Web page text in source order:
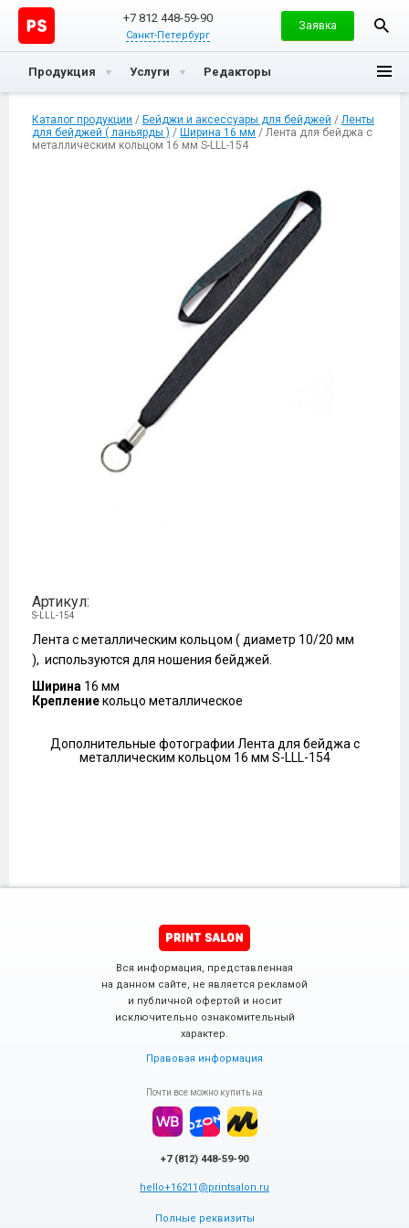
+7 812 448-59-90
Санкт-Петербург
Заявка
Продукция Услуги Редакторы
Каталог продукции / Бейджи и аксессуары для бейджей / Ленты
для бейджей ( ланьярды ) / Ширина 16 мм / Лента для бейджа с
металлическим кольцом 16 мм S-LLL-154
Артикул:
S-LLL-154
Лента с металлическим кольцом ( диаметр 10/20 мм
), используются для ношения бейджей.
Ширина 16 мм
Креплениекольцо металлическое
Дополнительные фотографии Лента для бейджа с
металлическим кольцом 16 мм S-LLL-154
Вся информация, представленная
на данном сайте, не является рекламой
и публичной офертой и носит
исключительно ознакомительный
характер.
Правовая информация
Почти все можно купить на
+7 (812) 448-59-90
hello+16211@printsalon.ru
Полные реквизиты